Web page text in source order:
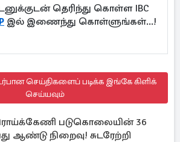
தெரிந்து கொள்ள IBC
இல் இணைந்து கொள்ளுங்கள்...!
செய்திகளைப் படிக்க இங்கே கிளிக்
செய்யவும்
படுகொலையின் 36
ஆண்டு நிறைவு! சுடரேற்றி